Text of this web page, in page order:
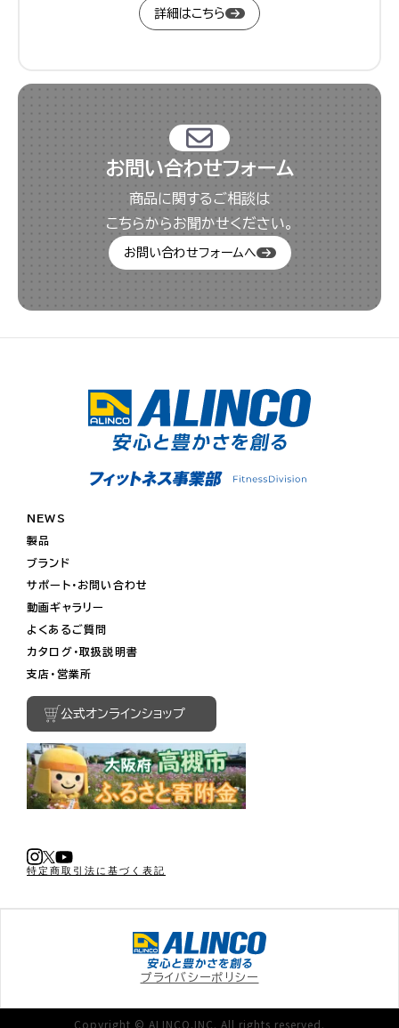
詳細はこちら
お問い合わせフォーム
商品に関するご相談は
こちらからお聞かせください。
お問い合わせフォームへ
NEWS
製品
ブランド
サポート・お問い合わせ
動画ギャラリー
よくあるご質問
カタログ・取扱説明書
支店・営業所
公式オンラインショップ
特定商取引法に基づく表記
プライバシーポリシー
Copyright © ALINCO.INC. All rights reserved.